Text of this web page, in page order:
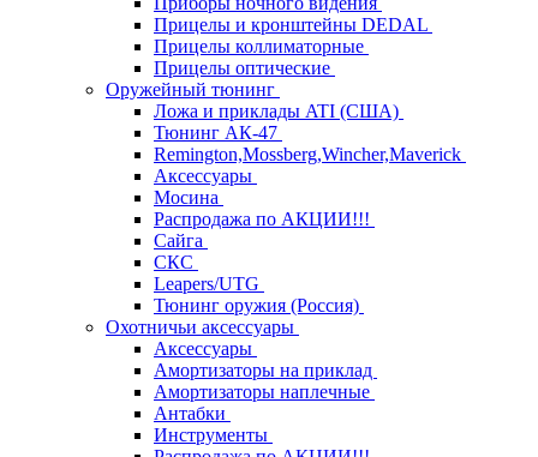
Прицелы и кронштейны DEDAL
Прицелы коллиматорные
Прицелы оптические
Оружейный тюнинг
Ложа и приклады ATI (США)
Тюнинг АК-47
Remington,Mossberg,Wincher,Maverick
Аксессуары
Мосина
Распродажа по АКЦИИ!!!
Сайга
СКС
Leapers/UTG
Тюнинг оружия (Россия)
Охотничьи аксессуары
Аксессуары
Амортизаторы на приклад
Амортизаторы наплечные
Антабки
Инструменты